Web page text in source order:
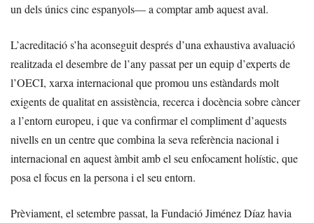
un dels únics cinc espanyols— a comptar amb aquest aval.
L’acreditació s’ha aconseguit després d’una exhaustiva avaluació
realitzada el desembre de l’any passat per un equip d’experts de
l’OECI, xarxa internacional que promou uns estàndards molt
exigents de qualitat en assistència, recerca i docència sobre càncer
a l’entorn europeu, i que va confirmar el compliment d’aquests
nivells en un centre que combina la seva referència nacional i
internacional en aquest àmbit amb el seu enfocament holístic, que
posa el focus en la persona i el seu entorn.
Prèviament, el setembre passat, la Fundació Jiménez Díaz havia